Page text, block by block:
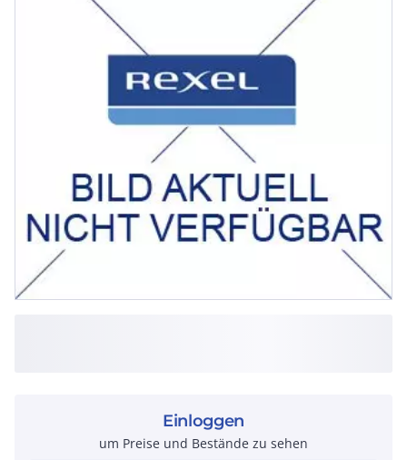
Einloggen
um Preise und Bestände zu sehen